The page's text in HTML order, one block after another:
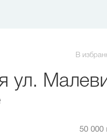
В
ул.
50 000